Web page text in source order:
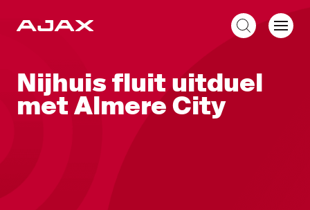
Nijhuis fluit uitduel
met Almere City